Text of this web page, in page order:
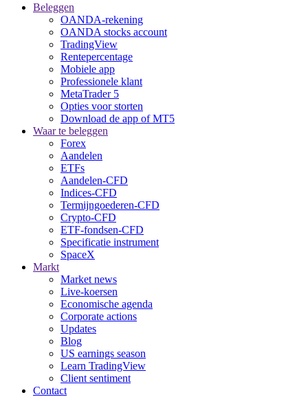
Beleggen
OANDA-rekening
OANDA stocks account
TradingView
Rentepercentage
Mobiele app
Professionele klant
MetaTrader 5
Opties voor storten
Download de app of MT5
Waar te beleggen
Forex
Aandelen
ETFs
Aandelen-CFD
Indices-CFD
Termijngoederen-CFD
Crypto-CFD
ETF-fondsen-CFD
Specificatie instrument
SpaceX
Markt
Market news
Live-koersen
Economische agenda
Corporate actions
Updates
Blog
US earnings season
Learn TradingView
Client sentiment
Contact